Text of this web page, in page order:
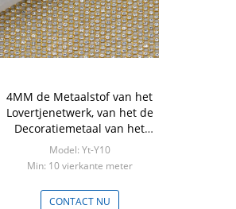
4MM de Metaalstof van het
Lovertjenetwerk, van het de
Decoratiemetaal van het
Kristalbergkristal de Vlokstof
Model: Yt-Y10
Min: 10 vierkante meter
CONTACT NU